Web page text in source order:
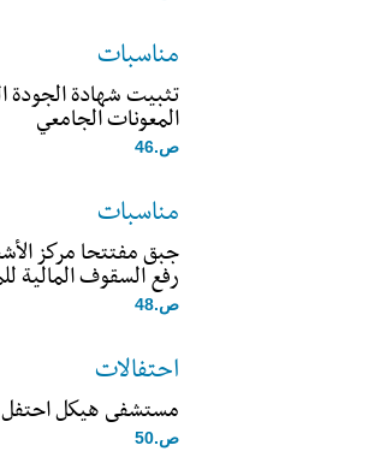
مناسبات
المعونات الجامعي
ص.46
مناسبات
جبق مفتتحا مركز
رفع السقوف المالية
ص.48
احتفالات
مستشفى هيكل
ص.50